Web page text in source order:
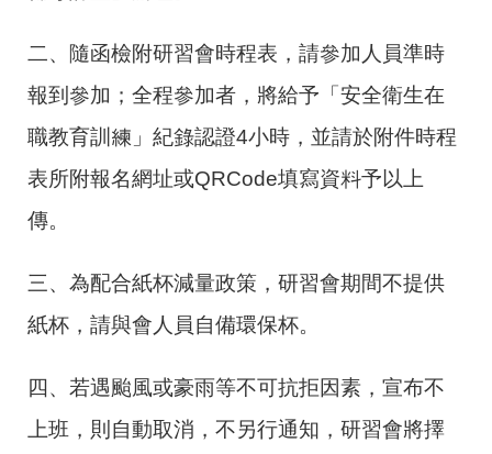
二、隨函檢附研習會時程表，請參加人員準時
報到參加；全程參加者，將給予「安全衛生在
職教育訓練」紀錄認證4小時，並請於附件時程
表所附報名網址或QRCode填寫資料予以上
傳。
三、為配合紙杯減量政策，研習會期間不提供
紙杯，請與會人員自備環保杯。
四、若遇颱風或豪雨等不可抗拒因素，宣布不
上班，則自動取消，不另行通知，研習會將擇